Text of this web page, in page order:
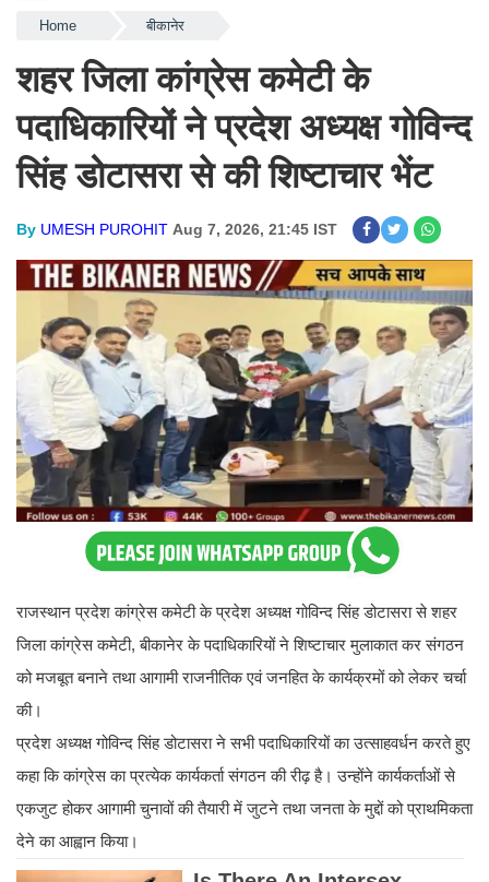
Home बीकानेर
शहर जिला कांग्रेस कमेटी के
पदाधिकारियों ने प्रदेश अध्यक्ष गोविन्द
सिंह डोटासरा से की शिष्टाचार भेंट
By UMESH PUROHIT Aug 7, 2026, 21:45 IST
राजस्थान प्रदेश कांग्रेस कमेटी के प्रदेश अध्यक्ष गोविन्द सिंह डोटासरा से शहर
जिला कांग्रेस कमेटी, बीकानेर के पदाधिकारियों ने शिष्टाचार मुलाकात कर संगठन
को मजबूत बनाने तथा आगामी राजनीतिक एवं जनहित के कार्यक्रमों को लेकर चर्चा
की।
प्रदेश अध्यक्ष गोविन्द सिंह डोटासरा ने सभी पदाधिकारियों का उत्साहवर्धन करते हुए
कहा कि कांग्रेस का प्रत्येक कार्यकर्ता संगठन की रीढ़ है। उन्होंने कार्यकर्ताओं से
एकजुट होकर आगामी चुनावों की तैयारी में जुटने तथा जनता के मुद्दों को प्राथमिकता
देने का आह्वान किया।